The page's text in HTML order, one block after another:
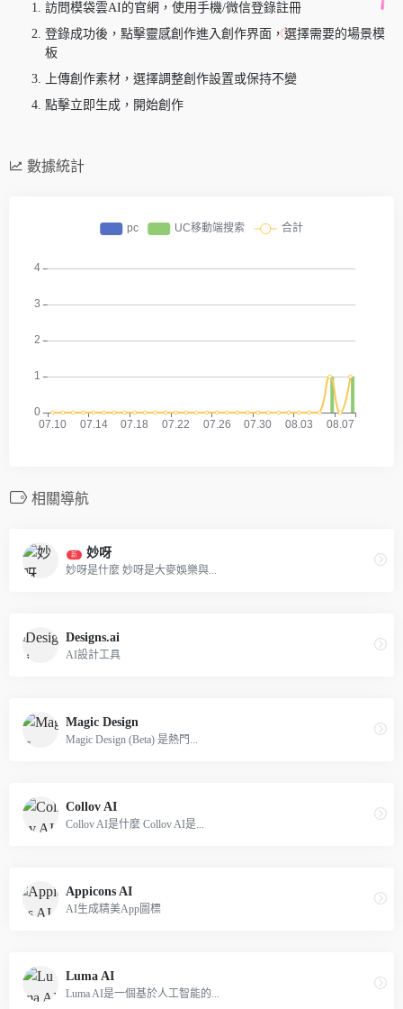
訪問模袋雲AI的官網，使用手機/微信登錄註冊
登錄成功後，點擊靈感創作進入創作界面，選擇需要的場景模
板
上傳創作素材，選擇調整創作設置或保持不變
點擊立即生成，開始創作
數據統計
相關導航
新 妙呀
妙呀是什麼 妙呀是大麥娛樂與...
Designs.ai
AI設計工具
Magic Design
Magic Design (Beta) 是熱門...
Collov AI
Collov AI是什麼 Collov AI是...
Appicons AI
AI生成精美App圖標
Luma AI
Luma AI是一個基於人工智能的...